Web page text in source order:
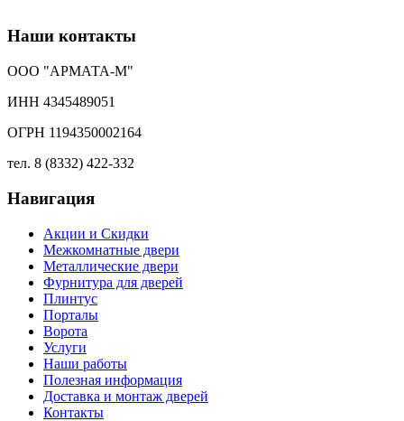
Наши контакты
ООО "АРМАТА-М"
ИНН 4345489051
ОГРН 1194350002164
тел. 8 (8332) 422-332
Навигация
Акции и Скидки
Межкомнатные двери
Металлические двери
Фурнитура для дверей
Плинтус
Порталы
Ворота
Услуги
Наши работы
Полезная информация
Доставка и монтаж дверей
Контакты